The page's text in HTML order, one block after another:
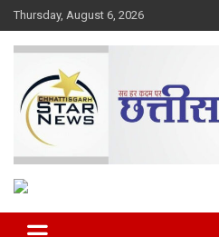
Skip
to
content
Thursday, August 6, 2026
Chhattisgarh Star